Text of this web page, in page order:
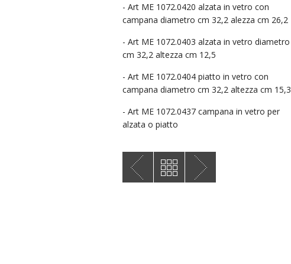
- Art ME 1072.0420 alzata in vetro con
campana diametro cm 32,2 alezza cm 26,2
- Art ME 1072.0403 alzata in vetro diametro
cm 32,2 altezza cm 12,5
- Art ME 1072.0404 piatto in vetro con
campana diametro cm 32,2 altezza cm 15,3
- Art ME 1072.0437 campana in vetro per
alzata o piatto